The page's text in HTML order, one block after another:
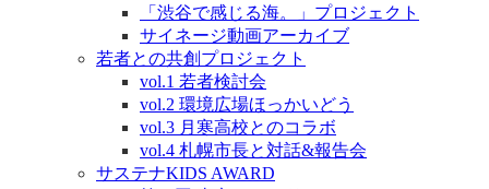
「渋谷で感じる海。」プロジェクト
サイネージ動画アーカイブ
若者との共創プロジェクト
vol.1 若者検討会
vol.2 環境広場ほっかいどう
vol.3 月寒高校とのコラボ
vol.4 札幌市長と対話&報告会
サステナKIDS AWARD